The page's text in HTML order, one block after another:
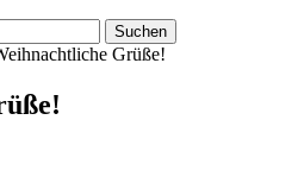
Grüße!